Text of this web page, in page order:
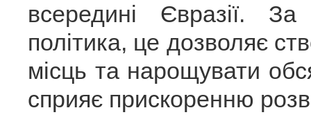
всередині Євразії.
політика, це дозволяє
місць та нарощувати
сприяє прискоренню